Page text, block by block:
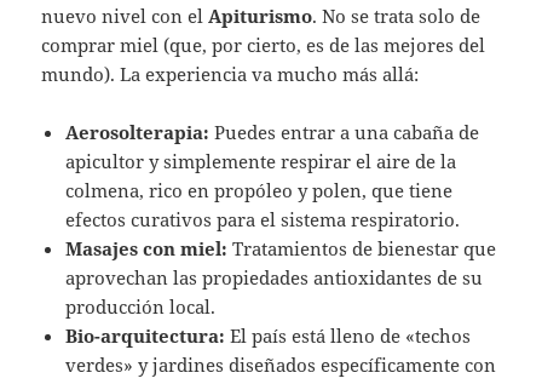
nuevo nivel con elApiturismo. No se trata solo de
comprar miel (que, por cierto, es de las mejores del
mundo). La experiencia va mucho más allá:
Aerosolterapia: Puedes entrar a una cabaña de
apicultor y simplemente respirar el aire de la
colmena, rico en propóleo y polen, que tiene
efectos curativos para el sistema respiratorio.
Masajes con miel: Tratamientos de bienestar que
aprovechan las propiedades antioxidantes de su
producción local.
Bio-arquitectura: El país está lleno de «techos
verdes» y jardines diseñados específicamente con